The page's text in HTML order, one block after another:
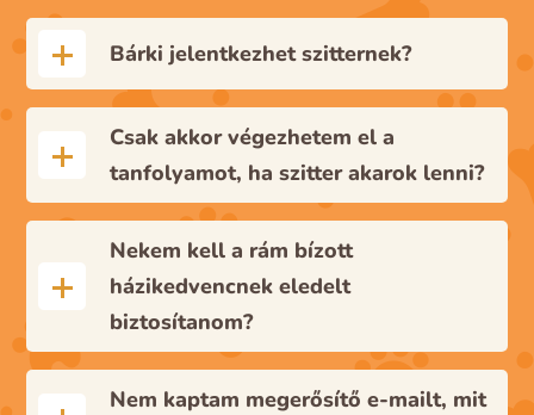
Bárki jelentkezhet szitternek?
Csak akkor végezhetem el a
tanfolyamot, ha szitter akarok lenni?
Nekem kell a rám bízott
házikedvencnek eledelt
biztosítanom?
Nem kaptam megerősítő e-mailt, mit